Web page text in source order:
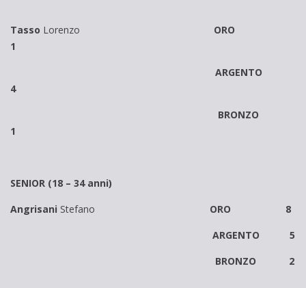
Tasso Lorenzo ORO
1
ARGENTO
4
BRONZO
1
SENIOR (18 – 34 anni)
Angrisani Stefano ORO 8
ARGENTO 5
BRONZO 2